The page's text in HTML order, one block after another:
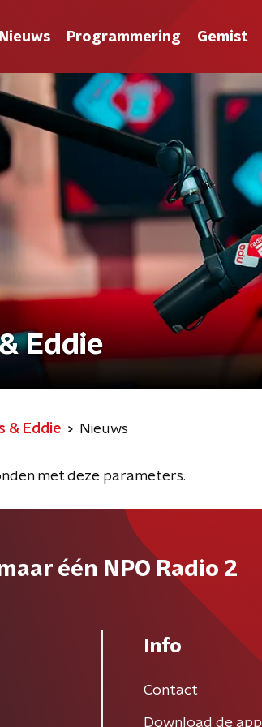
Nieuws Programmering Gemist
Eddie
& Eddie Nieuws
met deze parameters.
één NPO Radio 2
Info
Contact
Download de app